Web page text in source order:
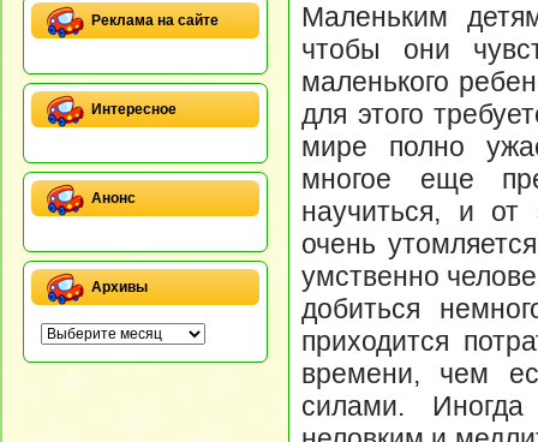
Реклама на сайте
Интересное
Анонс
Архивы
Маленьким
чтобы они
маленького
для этого
мире полно
многое еще
научиться, и от
очень
умственно
добиться
приходится
времени, чем
силами. Иногда